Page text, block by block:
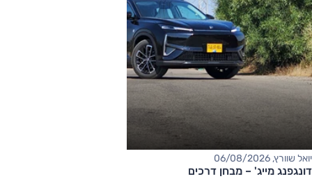
יואל שוורץ, 06/08/2026
דונגפנג מייג' – מבחן דרכים